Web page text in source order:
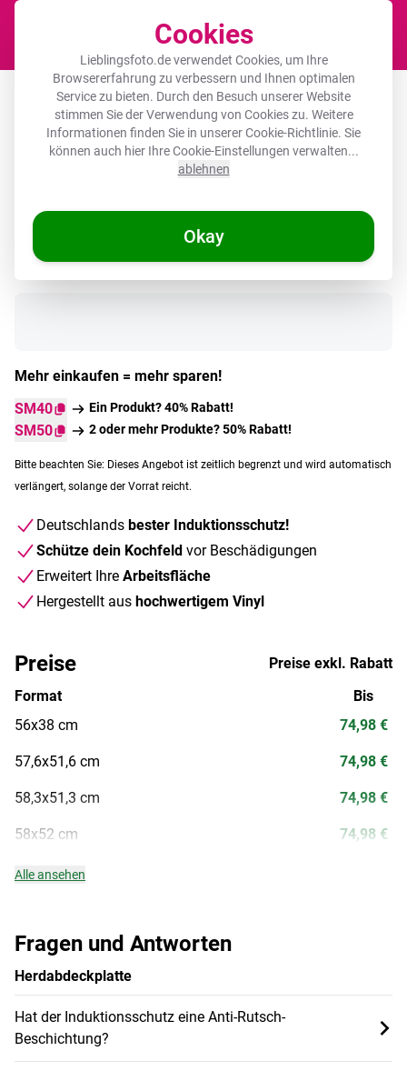
Cookies
Lieblingsfoto.de verwendet Cookies, um Ihre
Browsererfahrung zu verbessern und Ihnen optimalen
Service zu bieten. Durch den Besuch unserer Website
stimmen Sie der Verwendung von Cookies zu. Weitere
Informationen finden Sie in unsererCookie-Richtlinie. Sie
können auch hier Ihre Cookie-Einstellungen verwalten...
ablehnen
Okay
Induktionsschutzfolie 3mm - Schatten
und Licht
🌞 SOMMERDEALS
Mehr einkaufen = mehr sparen!
SM40
Ein Produkt? 40% Rabatt!
SM50 2 oder mehr Produkte? 50% Rabatt!
Bitte beachten Sie: Dieses Angebot ist zeitlich begrenzt und wird automatisch
verlängert, solange der Vorrat reicht.
Deutschlands bester Induktionsschutz!
Schütze dein Kochfeld vor Beschädigungen
Erweitert Ihre Arbeitsfläche
Hergestellt aus hochwertigem Vinyl
Fragen und Antworten
Herdabdeckplatte
Hat der Induktionsschutz eine Anti-Rutsch-
Beschichtung?
Preise
Preise exkl. Rabatt
Format
56x38 cm
57,6x51,6 cm
58,3x51,3 cm
58x52 cm
Bis
74,98 €
74,98 €
74,98 €
74,98 €
Alle ansehen